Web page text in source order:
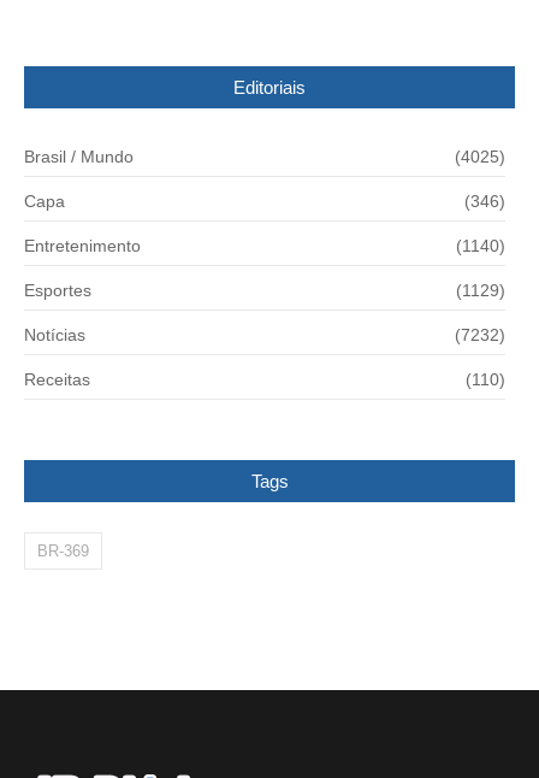
Editoriais
Brasil / Mundo (4025)
Capa (346)
Entretenimento (1140)
Esportes (1129)
Notícias (7232)
Receitas (110)
Tags
BR-369